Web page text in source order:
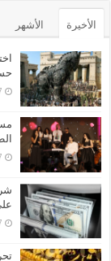
الأخيرة الأشهر